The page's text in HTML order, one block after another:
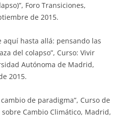
Foro Transiciones,
de 2015.
aquí hasta allá: pensando las
del colapso”, Curso: Vivir
Autónoma de Madrid,
2015.
de paradigma”, Curso de
Cambio Climático, Madrid,